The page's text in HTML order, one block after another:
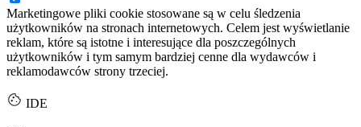
Marketingowe pliki cookie stosowane są w celu śledzenia
użytkowników na stronach internetowych. Celem jest wyświetlanie
reklam, które są istotne i interesujące dla poszczególnych
użytkowników i tym samym bardziej cenne dla wydawców i
reklamodawców strony trzeciej.
IDE